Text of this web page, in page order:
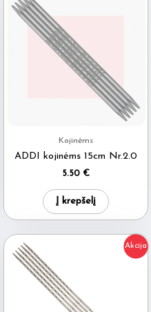
Kojinėms
ADDI kojinėms 15cm Nr.2.0
5.50 €
Į krepšelį
Akcija